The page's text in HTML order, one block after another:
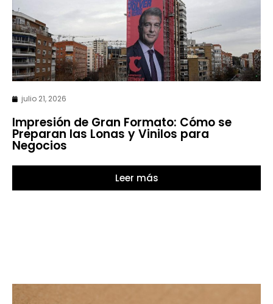
julio 21, 2026
Impresión de Gran Formato: Cómo se
Preparan las Lonas y Vinilos para
Negocios
Leer más